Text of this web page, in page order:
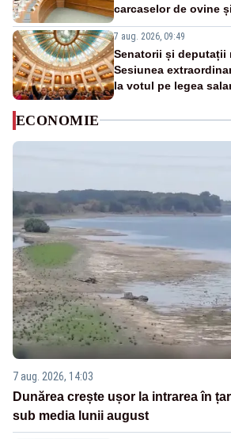
carcaselor de ovine
7 aug. 2026, 09:49
Senatorii și deputații
Sesiunea
la votul pe legea
ECONOMIE
7 aug. 2026, 14:03
Dunărea crește ușor la intrarea în
sub media lunii august